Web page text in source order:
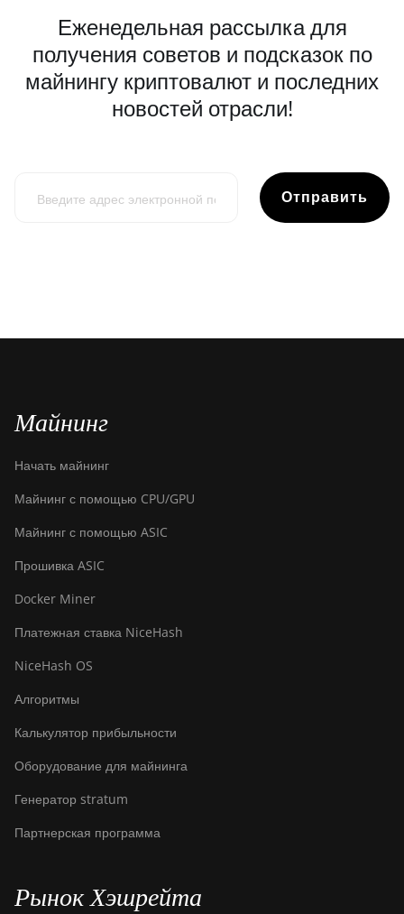
Еженедельная рассылка для
получения советов и подсказок по
майнингу криптовалют и последних
новостей отрасли!
Отправить
Майнинг
Начать майнинг
Майнинг с помощью CPU/GPU
Майнинг с помощью ASIC
Прошивка ASIC
Docker Miner
Платежная ставка NiceHash
NiceHash OS
Алгоритмы
Калькулятор прибыльности
Оборудование для майнинга
Генератор stratum
Партнерская программа
Рынок Хэшрейта